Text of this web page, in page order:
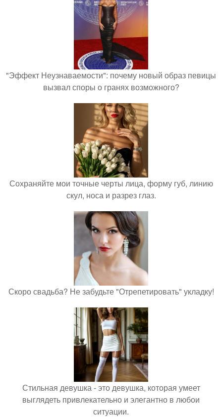
"Эффект Неузнаваемости": почему новый образ певицы
вызвал споры о гранях возможного?
Сохраняйте мои точные черты лица, форму губ, линию
скул, носа и разрез глаз.
Скоро свадьба? Не забудьте "Отрепетировать" укладку!
Стильная девушка - это девушка, которая умеет
выглядеть привлекательно и элегантно в любои
ситуации.